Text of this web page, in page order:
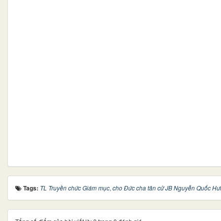
Tags: TL Truyền chức Giám mục, cho Đức cha tân cử JB Nguyễn Quốc